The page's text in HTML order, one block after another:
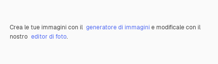
Crea le tue immagini con il generatore di immagini e modificale con il
nostro editor di foto.